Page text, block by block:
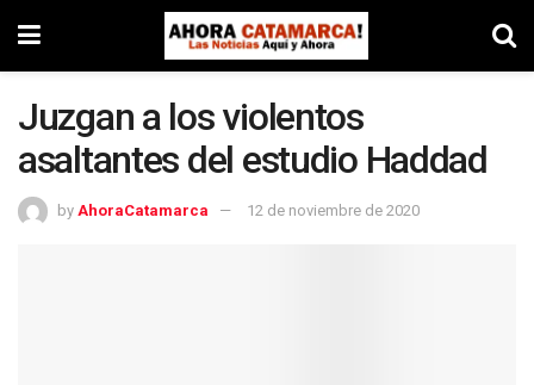
Juzgan a los violentos
asaltantes del estudio Haddad
by AhoraCatamarca 12 de noviembre de 2020